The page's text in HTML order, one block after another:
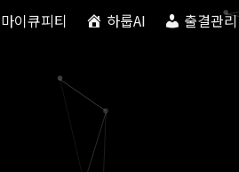
마이큐피티 하룹AI 출결관리